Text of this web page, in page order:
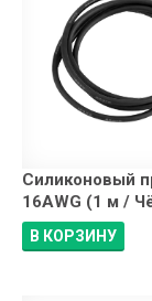
Силиконовый
16AWG (1 м /
В КОРЗИНУ